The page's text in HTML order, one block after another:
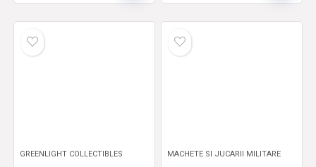
GREENLIGHT COLLECTIBLES MACHETE SI JUCARII MILITARE